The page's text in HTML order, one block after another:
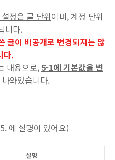
정은 글 단위이며, 계정 단위
니다.
글이 비공개로 변경되지는 않
다.
내용으로, 5-1에 기본값을 변
나와있습니다.
에 설명이 있어요)
설명